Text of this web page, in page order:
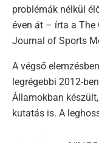
problémák nélkül
éven át – írta a The
Journal of Sports
A végső
legrégebbi 2012-
Államokban
kutatás is. A